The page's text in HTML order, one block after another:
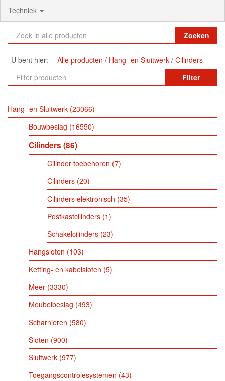
Techniek
Zoeken
U bent hier: Alle producten Hang- en Sluitwerk Cilinders
Filter
Hang- en Sluitwerk 23066
Bouwbeslag 16550
Cilinders 86
Cilinder toebehoren 7
Cilinders 20
Cilinders elektronisch 35
Postkastcilinders 1
Schakelcilinders 23
Hangsloten 103
Ketting- en kabelsloten 5
Meer 3330
Meubelbeslag 493
Scharnieren 580
Sloten 900
Sluitwerk 977
Toegangscontrolesystemen 43